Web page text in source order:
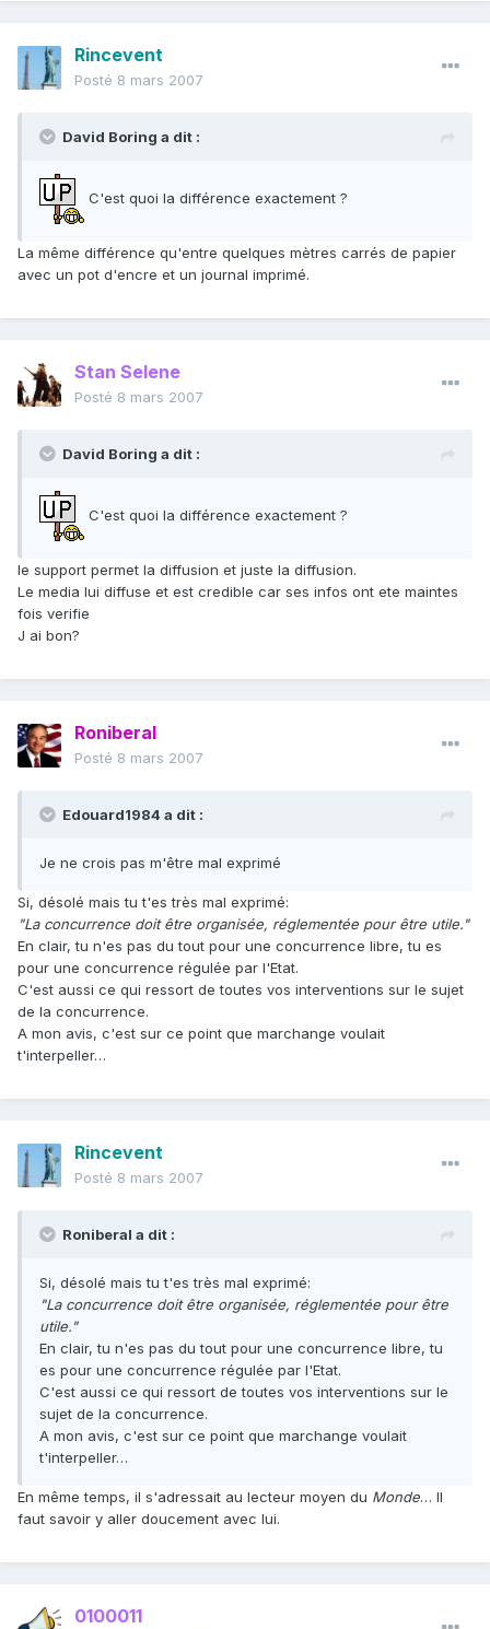
Rincevent
Posté 8 mars 2007
David Boring a dit :
C'est quoi la différence exactement ?
La même différence qu'entre quelques mètres carrés de papier
avec un pot d'encre et un journal imprimé.
Stan Selene
Posté 8 mars 2007
David Boring a dit :
C'est quoi la différence exactement ?
le support permet la diffusion et juste la diffusion.
Le media lui diffuse et est credible car ses infos ont ete maintes
fois verifie
J ai bon?
Roniberal
Posté 8 mars 2007
Edouard1984 a dit :
Je ne crois pas m'être mal exprimé
Si, désolé mais tu t'es très mal exprimé:
"La concurrence doit être organisée, réglementée pour être utile."
En clair, tu n'es pas du tout pour une concurrence libre, tu es
pour une concurrence régulée par l'Etat.
C'est aussi ce qui ressort de toutes vos interventions sur le sujet
de la concurrence.
A mon avis, c'est sur ce point que marchange voulait
t'interpeller…
Rincevent
Posté 8 mars 2007
Roniberal a dit :
Si, désolé mais tu t'es très mal exprimé:
"La concurrence doit être organisée, réglementée pour être
utile."
En clair, tu n'es pas du tout pour une concurrence libre, tu
es pour une concurrence régulée par l'Etat.
C'est aussi ce qui ressort de toutes vos interventions sur le
sujet de la concurrence.
A mon avis, c'est sur ce point que marchange voulait
t'interpeller…
En même temps, il s'adressait au lecteur moyen du Monde… Il
faut savoir y aller doucement avec lui.
0100011